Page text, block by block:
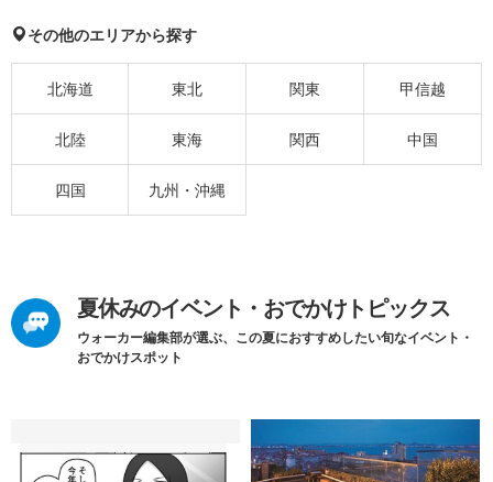
その他のエリアから探す
北海道 東北 関東 甲信越
北陸 東海 関西 中国
四国 九州・沖縄
夏休みのイベント・おでかけトピックス
ウォーカー編集部が選ぶ、この夏におすすめしたい旬なイベント・
おでかけスポット